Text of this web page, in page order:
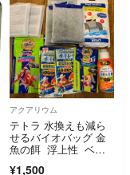
アクアリウム
テトラ 水換えも減ら
せるバイオバッグ 金
魚の餌 浮上性 ベス
¥1,500